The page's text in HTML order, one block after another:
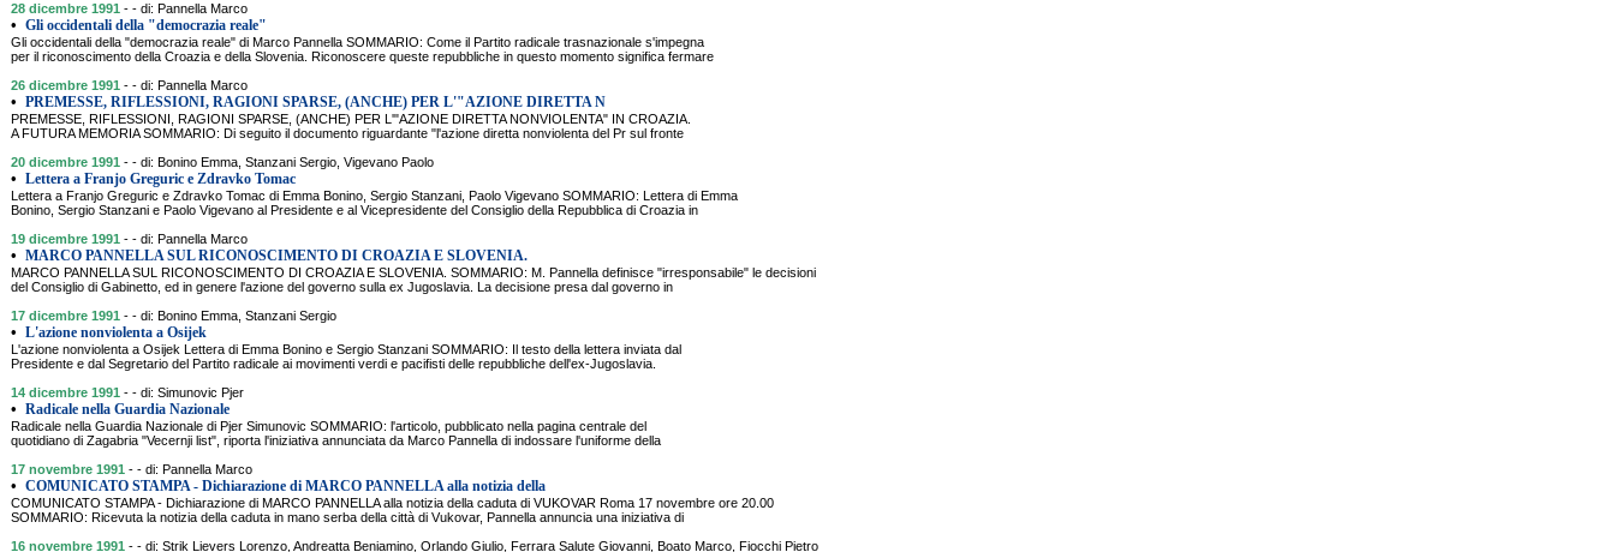
28 dicembre 1991 - - di: Pannella Marco
• Gli occidentali della "democrazia reale"
Gli occidentali della "democrazia reale" di Marco Pannella SOMMARIO: Come il Partito radicale trasnazionale s'impegna
per il riconoscimento della Croazia e della Slovenia. Riconoscere queste repubbliche in questo momento significa fermare
26 dicembre 1991 - - di: Pannella Marco
• PREMESSE, RIFLESSIONI, RAGIONI SPARSE, (ANCHE) PER L'"AZIONE DIRETTA N
PREMESSE, RIFLESSIONI, RAGIONI SPARSE, (ANCHE) PER L'"AZIONE DIRETTA NONVIOLENTA" IN CROAZIA.
A FUTURA MEMORIA SOMMARIO: Di seguito il documento riguardante "l'azione diretta nonviolenta del Pr sul fronte
20 dicembre 1991 - - di: Bonino Emma, Stanzani Sergio, Vigevano Paolo
• Lettera a Franjo Greguric e Zdravko Tomac
Lettera a Franjo Greguric e Zdravko Tomac di Emma Bonino, Sergio Stanzani, Paolo Vigevano SOMMARIO: Lettera di Emma
Bonino, Sergio Stanzani e Paolo Vigevano al Presidente e al Vicepresidente del Consiglio della Repubblica di Croazia in
19 dicembre 1991 - - di: Pannella Marco
• MARCO PANNELLA SUL RICONOSCIMENTO DI CROAZIA E SLOVENIA.
MARCO PANNELLA SUL RICONOSCIMENTO DI CROAZIA E SLOVENIA. SOMMARIO: M. Pannella definisce "irresponsabile" le decisioni
del Consiglio di Gabinetto, ed in genere l'azione del governo sulla ex Jugoslavia. La decisione presa dal governo in
17 dicembre 1991 - - di: Bonino Emma, Stanzani Sergio
• L'azione nonviolenta a Osijek
L'azione nonviolenta a Osijek Lettera di Emma Bonino e Sergio Stanzani SOMMARIO: Il testo della lettera inviata dal
Presidente e dal Segretario del Partito radicale ai movimenti verdi e pacifisti delle repubbliche dell'ex-Jugoslavia.
14 dicembre 1991 - - di: Simunovic Pjer
• Radicale nella Guardia Nazionale
Radicale nella Guardia Nazionale di Pjer Simunovic SOMMARIO: l'articolo, pubblicato nella pagina centrale del
quotidiano di Zagabria "Vecernji list", riporta l'iniziativa annunciata da Marco Pannella di indossare l'uniforme della
17 novembre 1991 - - di: Pannella Marco
• COMUNICATO STAMPA - Dichiarazione di MARCO PANNELLA alla notizia della
COMUNICATO STAMPA - Dichiarazione di MARCO PANNELLA alla notizia della caduta di VUKOVAR Roma 17 novembre ore 20.00
SOMMARIO: Ricevuta la notizia della caduta in mano serba della città di Vukovar, Pannella annuncia una iniziativa di
16 novembre 1991 - - di: Strik Lievers Lorenzo, Andreatta Beniamino, Orlando Giulio, Ferrara Salute Giovanni, Boato Marco, Fiocchi Pietro